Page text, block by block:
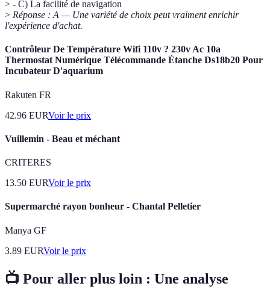
> - C) La facilité de navigation
> Réponse : A — Une variété de choix peut vraiment enrichir
l'expérience d'achat.
Contrôleur De Température Wifi 110v ? 230v Ac 10a
Thermostat Numérique Télécommande Étanche Ds18b20 Pour
Incubateur D'aquarium
Rakuten FR
42.96 EURVoir le prix
Vuillemin - Beau et méchant
CRITERES
13.50 EURVoir le prix
Supermarché rayon bonheur - Chantal Pelletier
Manya GF
3.89 EURVoir le prix
📺 Pour aller plus loin : Une analyse